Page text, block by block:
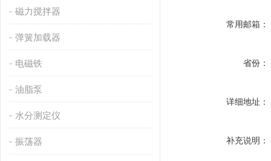
磁力搅拌器
弹簧加载器
电磁铁
油脂泵
水分测定仪
振荡器
常用邮箱：
省份：
详细地址：
补充说明：